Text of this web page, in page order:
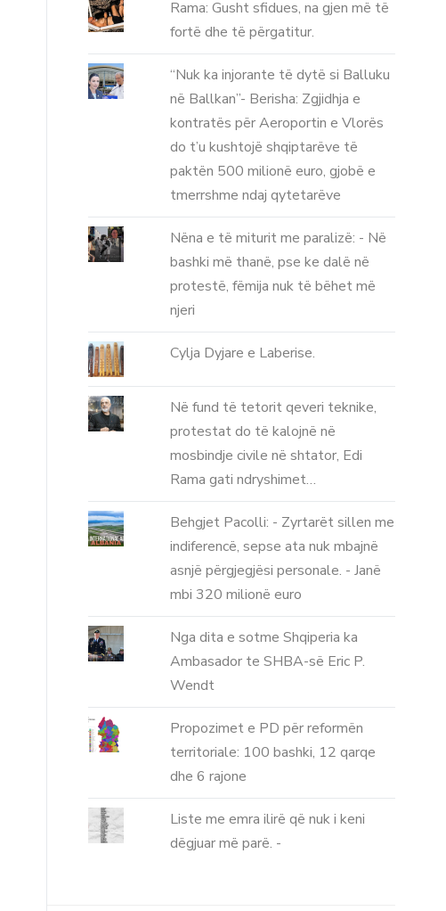
Rama: Gusht sfidues, na gjen më të
fortë dhe të përgatitur.
“Nuk ka injorante të dytë si Balluku
në Ballkan”- Berisha: Zgjidhja e
kontratës për Aeroportin e Vlorës
do t’u kushtojë shqiptarëve të
paktën 500 milionë euro, gjobë e
tmerrshme ndaj qytetarëve
Nëna e të miturit me paralizë: - Në
bashki më thanë, pse ke dalë në
protestë, fëmija nuk të bëhet më
njeri
Cylja Dyjare e Laberise.
Në fund të tetorit qeveri teknike,
protestat do të kalojnë në
mosbindje civile në shtator, Edi
Rama gati ndryshimet…
Behgjet Pacolli: - Zyrtarët sillen me
indiferencë, sepse ata nuk mbajnë
asnjë përgjegjësi personale. - Janë
mbi 320 milionë euro
Nga dita e sotme Shqiperia ka
Ambasador te SHBA-së Eric P.
Wendt
Propozimet e PD për reformën
territoriale: 100 bashki, 12 qarqe
dhe 6 rajone
Liste me emra ilirë që nuk i keni
dëgjuar më parë. -